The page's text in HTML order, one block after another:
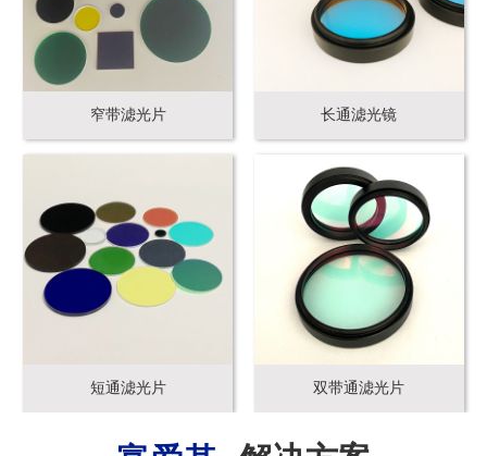
窄带滤光片 长通滤光镜
短通滤光片 双带通滤光片